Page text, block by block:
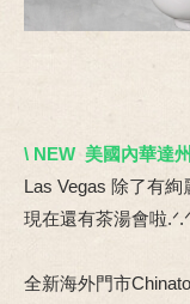
\ NEW 美國內華達州
Las Vegas 除了有絢
現在還有茶湯會啦.ᐟ.ᐟ
全新海外門市